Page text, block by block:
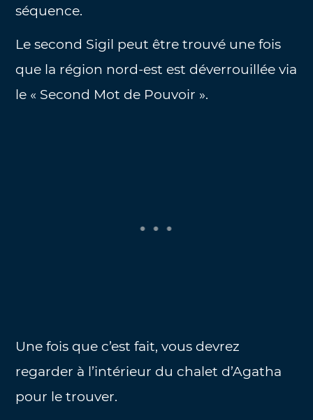
séquence.
Le second Sigil peut être trouvé une fois
que la région nord-est est déverrouillée via
le « Second Mot de Pouvoir ».
Une fois que c’est fait, vous devrez
regarder à l’intérieur du chalet d’Agatha
pour le trouver.